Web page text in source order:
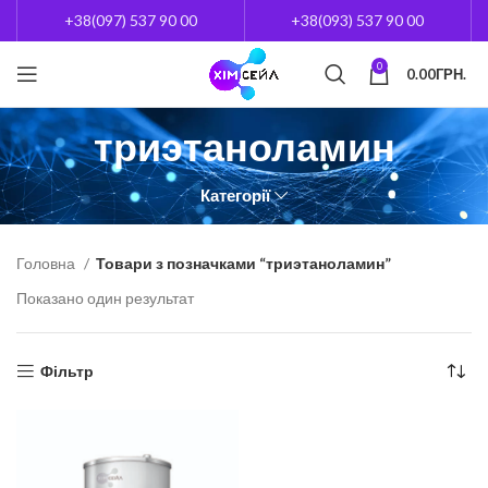
+38(097) 537 90 00 +38(093) 537 90 00
0 0.00ГРН.
триэтаноламин
Категорії
Головна
Товари з позначками “триэтаноламин”
Показано один результат
Фільтр